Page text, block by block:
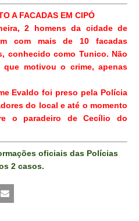
A FACADAS EM CIPÓ
2 homens da cidade de
com mais de 10 facadas
conhecido como Tunico. Não
motivou o crime, apenas
Evaldo foi preso pela Polícia
do local e até o momento
o paradeiro de Cecílio do
oficiais das Polícias
2 casos.